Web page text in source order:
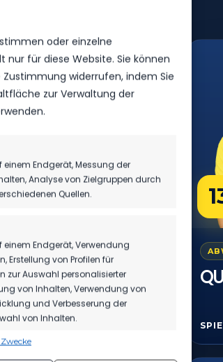
oder einzelne
nur für diese Website. Sie können
widerrufen, indem Sie
zur Verwaltung der
Endgerät, Messung der
Analyse von Zielgruppen durch
Quellen.
Endgerät, Verwendung
Erstellung von Profilen für
zur Auswahl personalisierter
von Inhalten, Verwendung von
und Verbesserung der
von Inhalten.
7
ABWEHR
CLEMENS KOPLIN